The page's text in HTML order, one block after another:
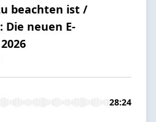
beachten ist /
Die neuen E-
28:24